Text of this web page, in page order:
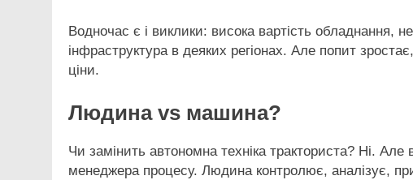
Водночас є і виклики: висока вартість обладнання,
інфраструктура в деяких регіонах. Але попит
ціни.
Людина vs машина?
Чи замінить автономна техніка тракториста? Ні.
менеджера процесу. Людина контролює, аналізує,